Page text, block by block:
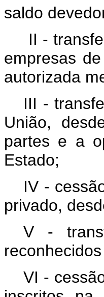
saldo
II -
empresas
autorizada
III -
União,
partes e a
Estado;
IV -
privado,
V -
VI -